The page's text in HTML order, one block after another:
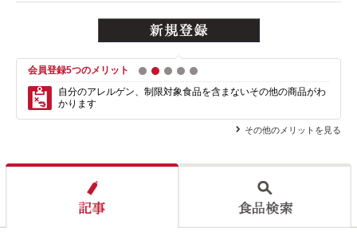
会員登録5つのメリット 1 2 3 4
自分のアレルゲン、制限対象食品を含まないその他の商品がわ
かります
その他のメリットを見る